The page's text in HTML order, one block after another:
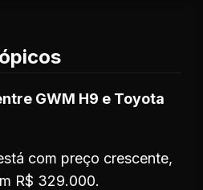
GWM H9 e Toyota
com preço crescente,
R$ 329.000.